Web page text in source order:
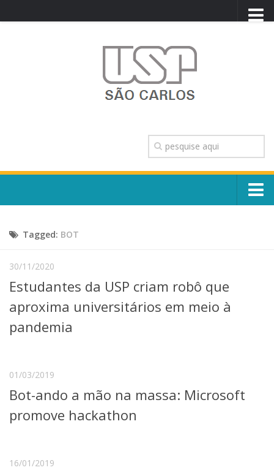
TRANSPARÊNCIA
OUVIDORIA
CONTATO
Escola, Institutos e Órgãos
Núcleos e Comissões
Telefones e Mapas
Pessoas
Ensino
Graduação
Cursos de Extensão
Pesquisa e Inovação
Linhas de Pesquisa
Centros, Núcleos e Projetos em Rede
Transferência de Tecnologia
Tagged: BOT
30/11/2020
Estudantes da USP criam robô que
aproxima universitários em meio à
pandemia
01/03/2019
Bot-ando a mão na massa: Microsoft
promove hackathon
16/01/2019